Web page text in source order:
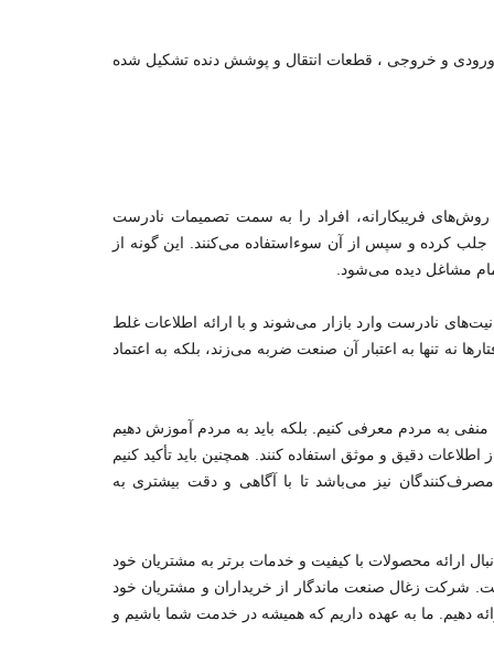
و خروجی ، قطعات انتقال و پوشش دنده تشکیل شده
فریبکارانه، افراد را به سمت تصمیمات نادرست
جلب کرده و سپس از آن سوءاستفاده می‌کنند. این گونه از
مشاغل دیده می‌شود.
نادرست وارد بازار می‌شوند و با ارائه اطلاعات غلط
نه تنها به اعتبار آن صنعت ضربه می‌زند، بلکه به اعتماد
به مردم معرفی کنیم. بلکه باید به مردم آموزش دهیم
دقیق و موثق استفاده کنند. همچنین باید تأکید کنیم
نیز می‌باشد تا با آگاهی و دقت بیشتری به
ارائه محصولات با کیفیت و خدمات برتر به مشتریان خود
شرکت زغال صنعت ماندگار از خریداران و مشتریان خود
دهیم. ما به عهده داریم که همیشه در خدمت شما باشیم و